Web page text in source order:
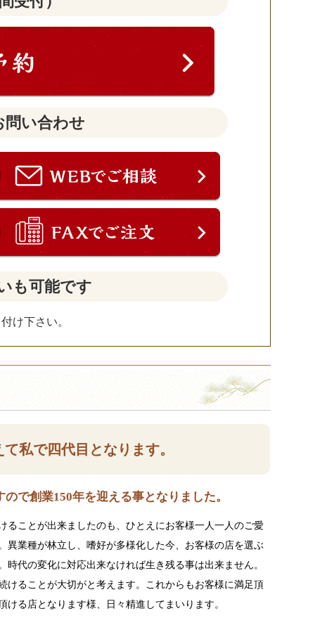
問い合わせ
も可能です
け下さい。
私で四代目となります。
で創業150年を迎える事となりました。
ることが出来ましたのも、ひとえにお客様一人一人のご愛
異業種が林立し、嗜好が多様化した今、お客様の店を選ぶ
代の変化に対応出来なければ生き残る事は出来ません。
けることが大切がと考えます。これからもお客様に満足頂
る店となります様、日々精進してまいります。